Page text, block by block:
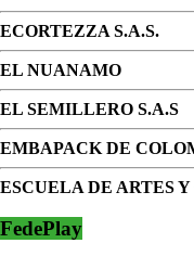
ECORTEZZA S.A.S.
EL NUANAMO
EL SEMILLERO S.A.S
EMBAPACK DE
ESCUELA DE ARTES
FedePlay